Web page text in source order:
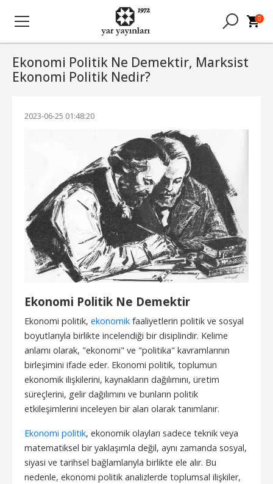
0
Ekonomi Politik Ne Demektir, Marksist
Ekonomi Politik Nedir?
2023-06-25 01:48:20
Ekonomi Politik Ne Demektir
Ekonomi politik, ekonomik faaliyetlerin politik ve sosyal
boyutlarıyla birlikte incelendiği bir disiplindir. Kelime
anlamı olarak, "ekonomi" ve "politika" kavramlarının
birleşimini ifade eder. Ekonomi politik, toplumun
ekonomik ilişkilerini, kaynakların dağılımını, üretim
süreçlerini, gelir dağılımını ve bunların politik
etkileşimlerini inceleyen bir alan olarak tanımlanır.
Ekonomi politik, ekonomik olayları sadece teknik veya
matematiksel bir yaklaşımla değil, aynı zamanda sosyal,
siyasi ve tarihsel bağlamlarıyla birlikte ele alır. Bu
nedenle, ekonomi politik analizlerde toplumsal ilişkiler,